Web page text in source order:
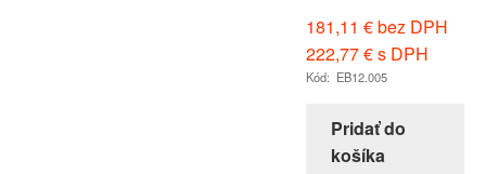
181,11 €bez DPH
222,77€s DPH
Kód: EB12.005
Pridať do
košíka